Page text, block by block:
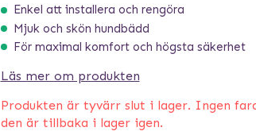
Enkel att installera och rengöra
Mjuk och skön hundbädd
För maximal komfort och högsta säkerhet
Läs mer om produkten
Produkten är tyvärr slut i lager. Ingen
den är tillbaka i lager igen.